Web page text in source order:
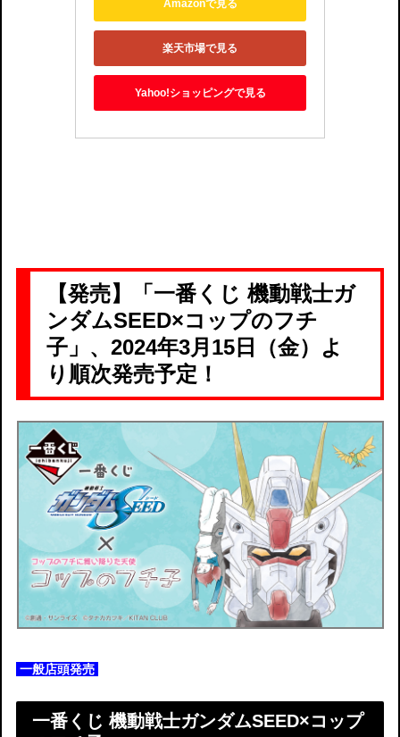
Amazonで見る
楽天市場で見る
Yahoo!ショッピングで見る
【発売】「一番くじ 機動戦士ガ
ンダムSEED×コップのフチ
子」、2024年3月15日（金）よ
り順次発売予定！
一般店頭発売
一番くじ 機動戦士ガンダムSEED×コップ